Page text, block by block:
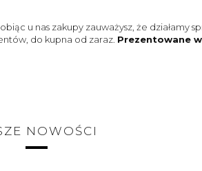
u nas zakupy zauważysz, że działamy
do kupna od zaraz. Prezentowane
NOWOŚCI